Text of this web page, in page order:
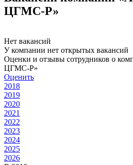
ЦГМС-Р»
Нет вакансий
У компании нет открытых вакансий
Оценки и отзывы сотрудников о
ЦГМС-Р»
Оценить
2018
2019
2020
2021
2022
2023
2024
2025
2026